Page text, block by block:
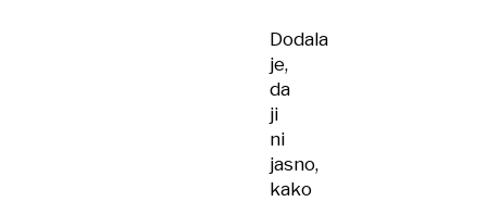
Dodala
je,
da
ji
ni
jasno,
kako